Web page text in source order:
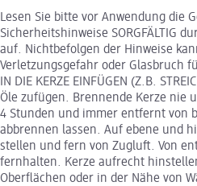
Lesen Sie bitte vor Anwendung die
Sicherheitshinweise SORGFÄLTIG
auf. Nichtbefolgen der Hinweise
Verletzungsgefahr oder Glasbruch
IN DIE KERZE EINFÜGEN (Z.B.
Öle zufügen. Brennende Kerze nie
4 Stunden und immer entfernt von
abbrennen lassen. Auf ebene und
stellen und fern von Zugluft. Von
fernhalten. Kerze aufrecht
Oberflächen oder in der Nähe von